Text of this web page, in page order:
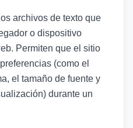
archivos de texto que
o dispositivo
Permiten que el sitio
(como el
el tamaño de fuente y
durante un